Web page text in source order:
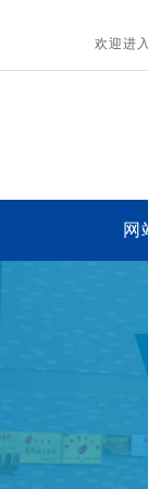
欢迎进
网